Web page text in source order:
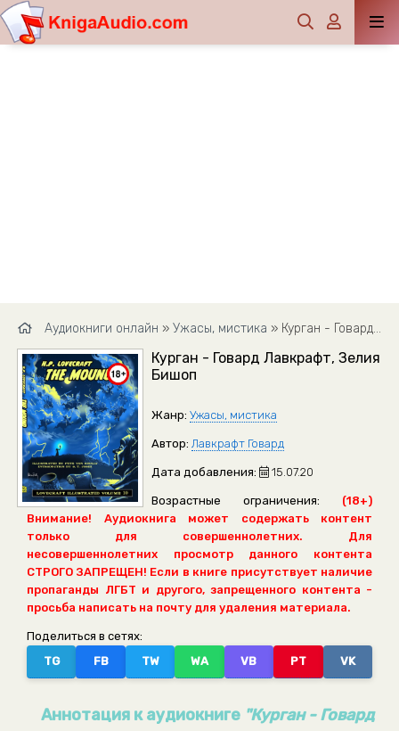
Аудиокниги онлайн » Ужасы, мистика » Курган - Говард Лавкрафт, Зелия Бишоп
Курган - Говард Лавкрафт, Зелия
Бишоп
Жанр: Ужасы, мистика
Автор: Лавкрафт Говард
Дата добавления: 15.07.20
Возрастные ограничения:
(18+)
Внимание! Аудиокнига может содержать контент
только для совершеннолетних. Для
несовершеннолетних просмотр данного контента
СТРОГО ЗАПРЕЩЕН! Если в книге присутствует наличие
пропаганды ЛГБТ и другого, запрещенного контента -
просьба написать на почту для удаления материала.
Поделиться в сетях:
TG
FB TW WA VB PT VK
Аннотация к аудиокниге "Курган - Говард